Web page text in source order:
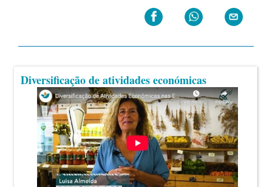
Diversificação de atividades económicas